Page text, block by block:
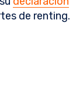
de renting.